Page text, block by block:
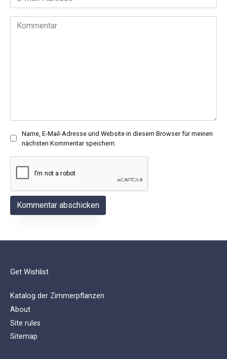
Mail-
Adresse
Kommentar
Name, E-Mail-Adresse und Website in diesem Browser für meinen
nächsten Kommentar speichern.
Get Wishlist
Katalog der Zimmerpflanzen
About
Site rules
Sitemap